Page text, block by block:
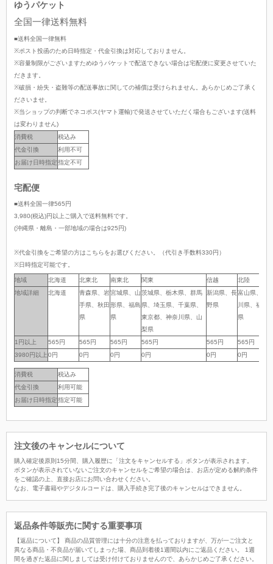
ゆうパケット
全国一律送料無料
■送料全国一律無料
※ポスト投函のため日時指定・代金引換は対応しておりません。
※容量制限がございますためゆうパケットで配送できない場合は宅配便に変更させていた
だきます。
※破損・紛失・盗難等の配送事故に関しての補償は受けられません。あらかじめご了承く
ださいませ。
※当ショップの判断でネコポス(ヤマト運輸)で発送させていただく場合もございます(送料
は変わりません)
消費税
税込み
代金引換
利用不可
お届け日時指定指定不可
宅配便
■送料全国一律565円
3,980(税込)円以上ご購入で送料無料です。
(沖縄県・離島・一部地域の場合は925円)
※代金引換をご希望の方はこちらをお選びください。（代引き手数料330円）
※日時指定可能です。
地域 北海道 北東北 南東北 関東 信越 北陸
地域詳細
北海道
青森県、岩
手県、秋田
県
宮城県、山
形県、福島
県
茨城県、栃木県、群馬
県、埼玉県、千葉県、
東京都、神奈川県、山
梨県
新潟県、長
野県
富山県、石
川県、福井
県
1円以上 565円 565円 565円 565円 565円 565円
3980円以上0円 0円 0円 0円 0円 0円
地域
地域詳細
1円以上
3980円以上
消費税
税込み
代金引換
利用可能
お届け日時指定指定可能
注文後のキャンセルについて
購入確定後原則15分間、購入履歴に「注文をキャンセルする」ボタンが表示されます。
ボタンが表示されていないご注文のキャンセルをご希望の場合は、お店が定める解約条件
をご確認の上、直接お店にお問い合わせください。
なお、電子書籍やデジタルコードは、購入手続き完了後のキャンセルはできません。
返品条件等販売に関する重要事項
【返品について】 商品の品質管理には十分の注意を払っておりますが、万が一ご注文と
異なる商品・不良品が届いてしまった場、商品到着後1週間以内にご返品ください。 1週
間を過ぎた返品に関しましては受け付けておりませんので、あらかじめご了承ください。